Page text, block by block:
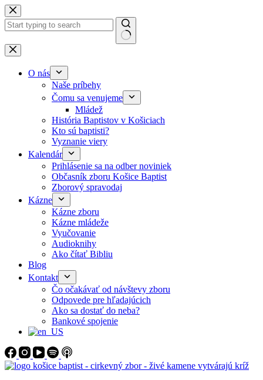
Skip to content
No results
O nás
Naše príbehy
Čomu sa venujeme
Mládež
História Baptistov v Košiciach
Kto sú baptisti?
Vyznanie viery
Kalendár
Prihlásenie sa na odber noviniek
Občasník zboru Košice Baptist
Zborový spravodaj
Kázne
Kázne zboru
Kázne mládeže
Vyučovanie
Audioknihy
Ako čítať Bibliu
Blog
Kontakt
Čo očakávať od návštevy zboru
Odpovede pre hľadajúcich
Ako sa dostať do neba?
Bankové spojenie